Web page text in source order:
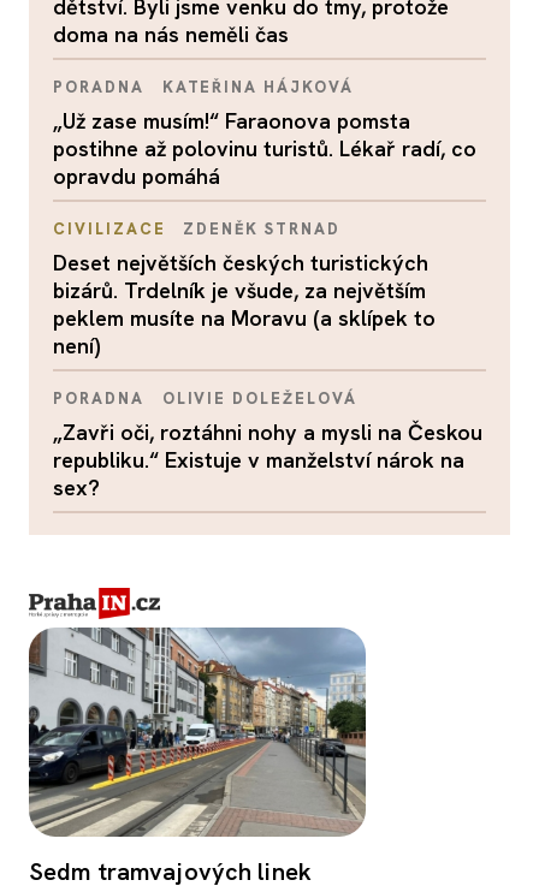
dětství. Byli jsme venku do tmy, protože
doma na nás neměli čas
PORADNA KATEŘINA HÁJKOVÁ
„Už zase musím!“ Faraonova pomsta
postihne až polovinu turistů. Lékař radí, co
opravdu pomáhá
CIVILIZACE ZDENĚK STRNAD
Deset největších českých turistických
bizárů. Trdelník je všude, za největším
peklem musíte na Moravu (a sklípek to
není)
PORADNA OLIVIE DOLEŽELOVÁ
„Zavři oči, roztáhni nohy a mysli na Českou
republiku.“ Existuje v manželství nárok na
sex?
Sedm tramvajových linek